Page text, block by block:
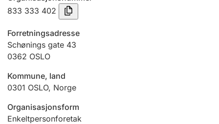
Jeger
Ektepaktveileder
833 333 402
Forretningsadresse
Schønings gate 43
0362 OSLO
Kommune, land
0301 OSLO, Norge
Organisasjonsform
Enkeltpersonforetak